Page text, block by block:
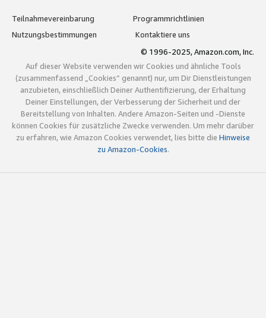
Teilnahmevereinbarung
Programmrichtlinien
Nutzungsbestimmungen
Kontaktiere uns
© 1996-2025, Amazon.com, Inc.
Auf dieser Website verwenden wir Cookies und ähnliche Tools
(zusammenfassend „Cookies“ genannt) nur, um Dir Dienstleistungen
anzubieten, einschließlich Deiner Authentifizierung, der Erhaltung
Deiner Einstellungen, der Verbesserung der Sicherheit und der
Bereitstellung von Inhalten. Andere Amazon-Seiten und -Dienste
können Cookies für zusätzliche Zwecke verwenden. Um mehr darüber
zu erfahren, wie Amazon Cookies verwendet, lies bitte die Hinweise
zu Amazon-Cookies.